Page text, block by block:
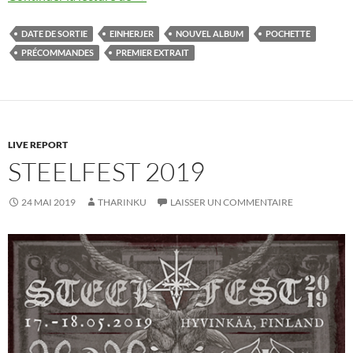
DATE DE SORTIE EINHERJER NOUVEL ALBUM
POCHETTE
PRÉCOMMANDES
PREMIER EXTRAIT
LIVE REPORT
STEELFEST 2019
24 MAI 2019 THARINKU LAISSER UN COMMENTAIRE